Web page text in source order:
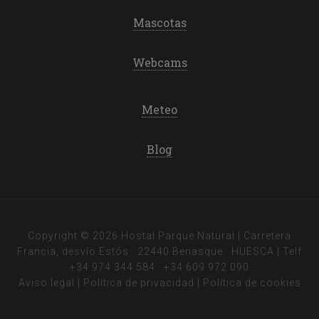
Mascotas
Webcams
Meteo
Blog
Copyright © 2026 Hostal Parque Natural | Carretera
Francia, desvío Estós · 22440 Benasque · HUESCA | Telf
+34 974 344 584 · +34 609 972 090
Aviso legal
Política de privacidad Política de cookies